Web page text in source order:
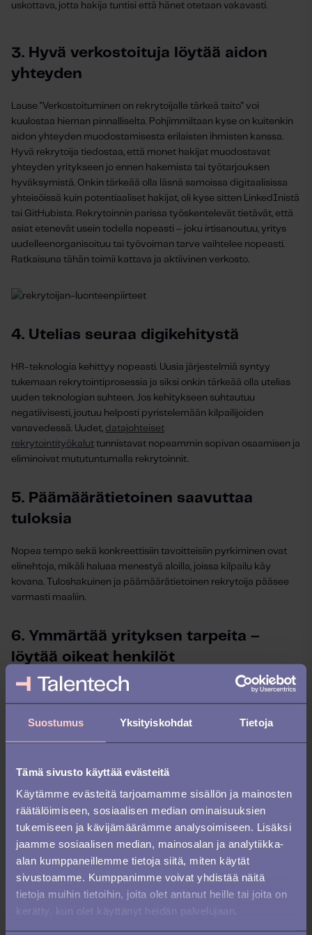
Suostumus Yksityiskohdat Tietoja
Tämä sivusto käyttää evästeitä
Käytämme evästeitä tarjoamamme sisällön ja mainosten
räätälöimiseen, sosiaalisen median ominaisuuksien
tukemiseen ja kävijämäärämme analysoimiseen. Lisäksi
jaamme sosiaalisen median, mainosalan ja analytiikka-
alan kumppaneillemme tietoja siitä, miten käytät
sivustoamme. Kumppanimme voivat yhdistää näitä
tietoja muihin tietoihin, joita olet antanut heille tai joita on
kerätty, kun olet käyttänyt heidän palvelujaan.
uskottava, jotta hakija tuntisi että hänet otetaan vakavasti.
3. Hyvä verkostoituja löytää aidon
yhteyden
Lause "Verkostoituminen on rekrytoijalle tärkeä taito" voi
kuulostaa hieman pinnalliselta. Pohjimmiltaan kyse on kuitenkin
aidon yhteyden muodostamisesta erilaisten ihmisten kanssa.
Hyvä rekrytoija tiedostaa, että monet hakijat muodostavat
yhteyden yritykseen jo ennen hakemista tai työtarjouksen
hyväksymistä. Onkin tärkeää olla läsnä samoissa digitaalisissa
yhteisöissä kuin potentiaaliset hakijat, oli kyse sitten LinkedInistä
tai GitHubista. Rekrytoinnin parissa työskentelevät tietävät, että
asiat etenevät usein todella nopeasti – joku irtisanoutuu, yritys
uudelleenorganisoituu tai työvoiman tarve vaihtelee nopeasti.
Ratkaisuna tähän toimii kattava ja aktiivinen verkosto.
4. Utelias seuraa digikehitystä
HR-teknologia kehittyy nopeasti. Uusia järjestelmiä syntyy
tukemaan rekrytointiprosessia ja siksi onkin tärkeää olla utelias
uuden teknologian suhteen. Jos kehitykseen suhtautuu
negatiivisesti, joutuu helposti pyristelemään kilpailijoiden
vanavedessä. Uudet, datajohteiset
rekrytointityökalut tunnistavat nopeammin sopivan osaamisen ja
eliminoivat mututuntumalla rekrytoinnit.
5. Päämäärätietoinen saavuttaa
tuloksia
Nopea tempo sekä konkreettisiin tavoitteisiin pyrkiminen ovat
elinehtoja, mikäli haluaa menestyä aloilla, joissa kilpailu käy
kovana. Tuloshakuinen ja päämäärätietoinen rekrytoija pääsee
varmasti maaliin.
6. Ymmärtää yrityksen tarpeita –
löytää oikeat henkilöt
Tietääkseen, millainen henkilö kannattaa palkata, on HR-
ammattilaisen ymmärrettävä juurta jaksain yrityksen tarpeet
sekä pitkän tähtäimen tavoitteet. Rekrytointityön täytyy olla
voidaan
luoda vaatimusprofiili
joka toimii rekrytoijan kompassina
7. Pitkäjänteisyys auttaa jaksamaan
Jokaiseen puheluun ja sähköpostiin ei ehdi vastata – tässä asia,
jonka kanssa rekrytoijan täytyy olla sinut. On myös kestettävä
toistoa ja kyettävä yrittämään uudelleen, kun asiat menevät
metsään. Kova, pitkäjänteinen työ palkitaan.